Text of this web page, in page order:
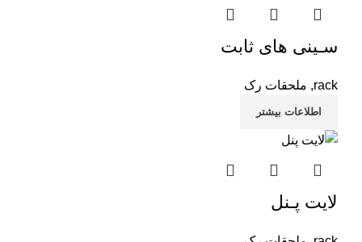
سـینی های ثابت
rack
, ملحقات رک
اطلاعات بیشتر
لایت پـنل